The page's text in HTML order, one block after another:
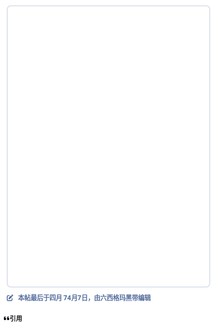
本帖最后于四月 74月7日，由六西格玛黑带编辑
引用